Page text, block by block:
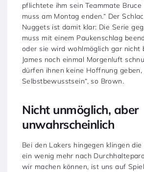
pflichtete ihm sein Teammate Bruce
muss am Montag enden.“ Der
Nuggets ist damit klar: Die Serie
muss mit einem Paukenschlag
oder sie wird wohlmöglich gar nicht
James noch einmal Morgenluft
dürfen ihnen keine Hoffnung geben,
Selbstbewusstsein“, so Brown.
Nicht unmöglich, aber
unwahrscheinlich
Bei den Lakers hingegen klingen
ein wenig mehr nach
wir machen können, ist uns auf